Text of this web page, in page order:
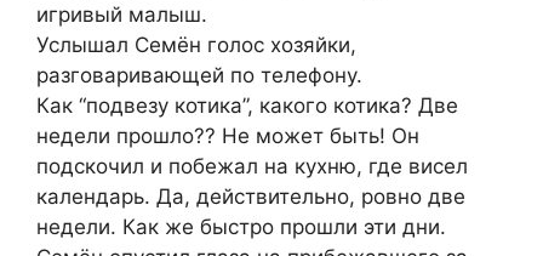
игривый малыш.
Услышал Семён голос хозяйки,
разговаривающей по телефону.
Как “подвезу котика”, какого котика? Две
недели прошло?? Не может быть! Он
подскочил и побежал на кухню, где висел
календарь. Да, действительно, ровно две
недели. Как же быстро прошли эти дни.